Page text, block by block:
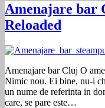
Amenajare bar
Reloaded
Amenajare bar Cluj O
Nimic nou. Ei bine, nu-i
un nume de referinta in
care, se pare este…